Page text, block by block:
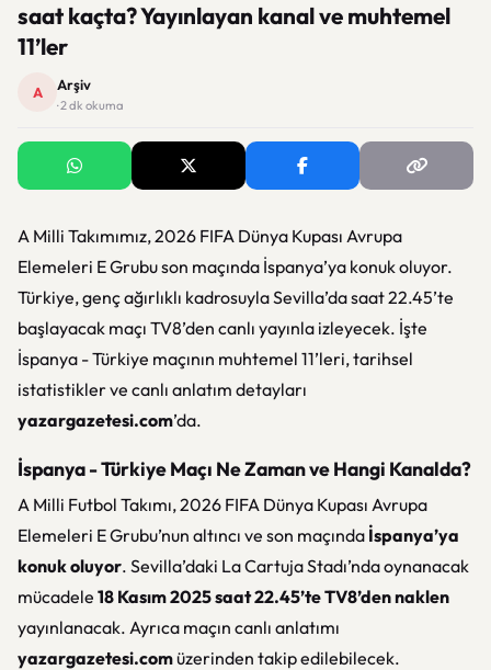
saat kaçta? Yayınlayan kanal ve muhtemel
11’ler
A Arşiv
· 2 dk okuma
A Milli Takımımız, 2026 FIFA Dünya Kupası Avrupa
Elemeleri E Grubu son maçında İspanya’ya konuk oluyor.
Türkiye, genç ağırlıklı kadrosuyla Sevilla’da saat 22.45’te
başlayacak maçı TV8’den canlı yayınla izleyecek. İşte
İspanya - Türkiye maçının muhtemel 11’leri, tarihsel
istatistikler ve canlı anlatım detayları
yazargazetesi.com’da.
İspanya - Türkiye Maçı Ne Zaman ve Hangi Kanalda?
A Milli Futbol Takımı, 2026 FIFA Dünya Kupası Avrupa
Elemeleri E Grubu’nun altıncı ve son maçında İspanya’ya
konuk oluyor. Sevilla’daki La Cartuja Stadı’nda oynanacak
mücadele 18 Kasım 2025 saat 22.45’te TV8’den naklen
yayınlanacak. Ayrıca maçın canlı anlatımı
yazargazetesi.comüzerinden takip edilebilecek.